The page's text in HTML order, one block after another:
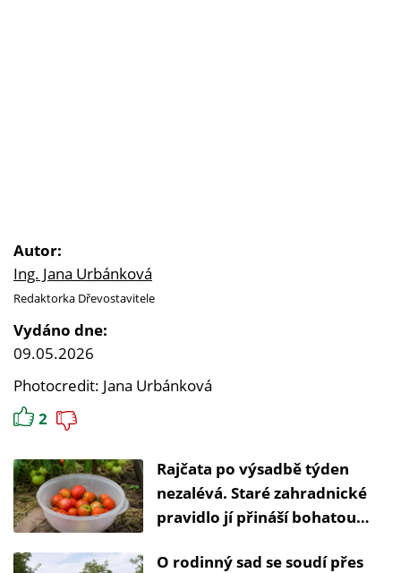
Autor:
Ing. Jana Urbánková
Redaktorka Dřevostavitele
Vydáno dne:
09.05.2026
Photocredit: Jana Urbánková
2
Rajčata po výsadbě týden
nezalévá. Staré zahradnické
pravidlo jí přináší bohatou
O rodinný sad se soudí přes